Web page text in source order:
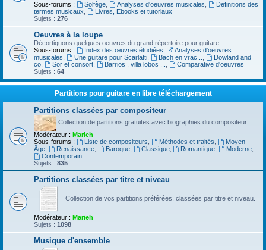
Sous-forums : Solfège, Analyses d'oeuvres musicales
Definitions des
termes musicaux
Livres, Ebooks et tutoriaux
Sujets : 276
Oeuvres à la loupe
Décortiquons quelques oeuvres du grand répertoire pour guitare
Sous-forums :
Index des œuvres étudiées
Analyses d'oeuvres
musicales
Une guitare pour Scarlatti, Bach en vrac...
Dowland and
co
Sor et consort, Barrios , villa lobos ...
Comparative d'oeuvres
Sujets : 64
Partitions pour guitare en libre téléchargement
Partitions classées par compositeur
Collection de partitions gratuites avec biographies du compositeur
Modérateur : Marieh
Sous-forums :
Liste de compositeurs Méthodes et traités
Moyen-
Âge
Renaissance, Baroque, Classique, Romantique Moderne
Contemporain
Sujets : 835
Partitions classées par titre et niveau
Collection de vos partitions préférées, classées par titre et niveau.
Modérateur : Marieh
Sujets : 1098
Musique d'ensemble